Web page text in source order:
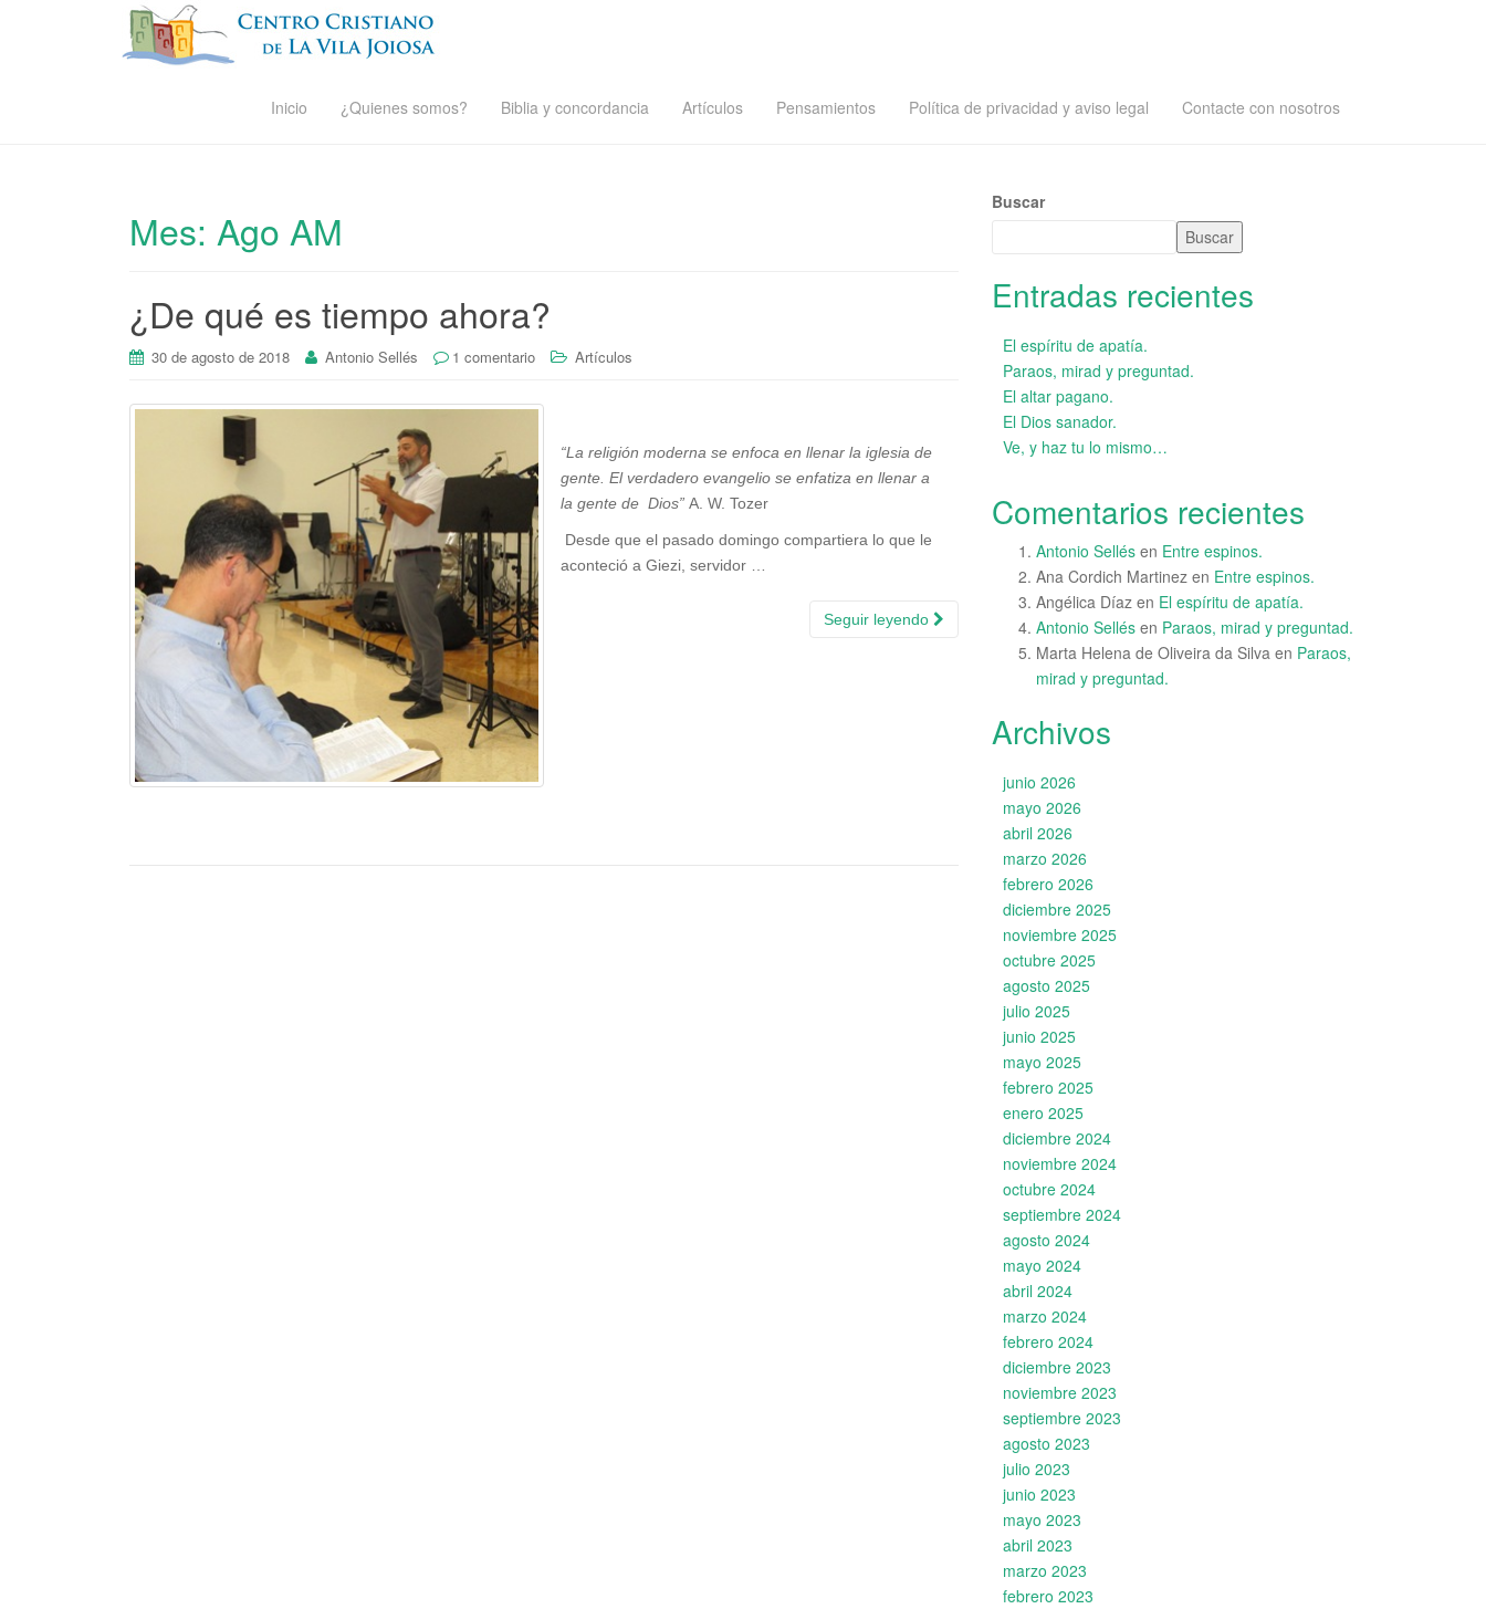
Inicio ¿Quienes somos? Biblia y concordancia Artículos Pensamientos Política de privacidad y aviso legal Contacte con nosotros
Mes: Ago AM
¿De qué es tiempo ahora?
30 de agosto de 2018 Antonio Sellés 1 comentario Artículos
“La religión moderna se enfoca en llenar la iglesia de
gente. El verdadero evangelio se enfatiza en llenar a
la gente de Dios” A. W. Tozer
Desde que el pasado domingo compartiera lo que le
aconteció a Giezi, servidor …
Seguir leyendo
Buscar
Buscar
Entradas recientes
El espíritu de apatía.
Paraos, mirad y preguntad.
El altar pagano.
El Dios sanador.
Ve, y haz tu lo mismo…
Comentarios recientes
Antonio Sellés en Entre espinos.
Ana Cordich Martinez en Entre espinos.
Angélica Díaz en El espíritu de apatía.
Antonio Sellés en Paraos, mirad y preguntad.
Marta Helena de Oliveira da Silva en Paraos,
mirad y preguntad.
Archivos
junio 2026
mayo 2026
abril 2026
marzo 2026
febrero 2026
diciembre 2025
noviembre 2025
octubre 2025
agosto 2025
julio 2025
junio 2025
mayo 2025
febrero 2025
enero 2025
diciembre 2024
noviembre 2024
octubre 2024
septiembre 2024
agosto 2024
mayo 2024
abril 2024
marzo 2024
febrero 2024
diciembre 2023
noviembre 2023
septiembre 2023
agosto 2023
julio 2023
junio 2023
mayo 2023
abril 2023
marzo 2023
febrero 2023